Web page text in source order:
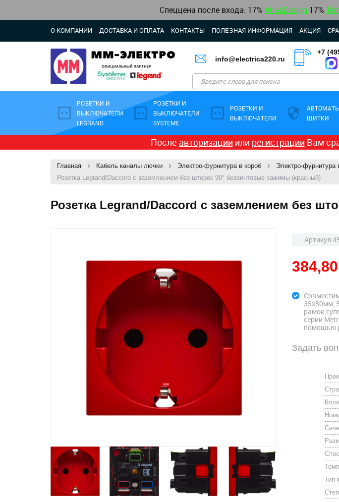
Спеццена после входа: 17% AtlasDesign 17%
О КОМПАНИИ ДОСТАВКА И ОПЛАТА КОНТАКТЫ ПОЛЕЗНАЯ ИНФОРМАЦИЯ АКЦИЯ
info@electrica220.ru
+7
РОЗЕТКИ И
ВЫКЛЮЧАТЕЛИ
LEGRAND
РОЗЕТКИ И
ВЫКЛЮЧАТЕЛИ
SYSTEME
РОЗЕТКИ И
ВЫКЛЮЧАТЕЛИ
ЩИТКИ
После авторизации или регистрации Вам
Главная Кабель каналы лючки Электро-фурнитура в короб
Электро-фурнитура
Розетка Legrand/Daccord с заземлением без шторок 90° безвинтовые зажимы (красный)
Розетка Legrand/Daccord с заземлением без
Артикул
384,80
35х80мм,
рамок-
серии
помощью
Задать
Тип